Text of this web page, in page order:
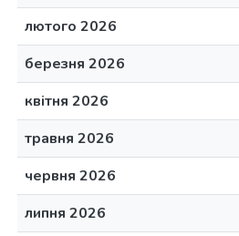
лютого 2026
березня 2026
квітня 2026
травня 2026
червня 2026
липня 2026